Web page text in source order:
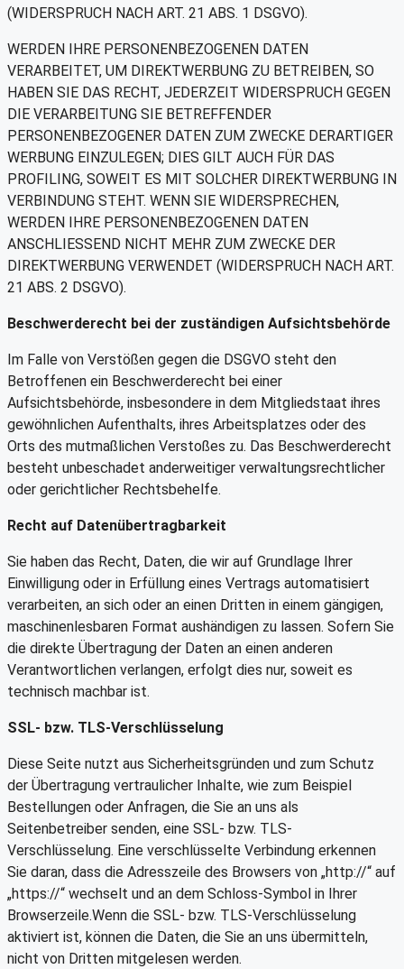
(WIDERSPRUCH NACH ART. 21 ABS. 1 DSGVO).
WERDEN IHRE PERSONENBEZOGENEN DATEN
VERARBEITET, UM DIREKTWERBUNG ZU BETREIBEN, SO
HABEN SIE DAS RECHT, JEDERZEIT WIDERSPRUCH GEGEN
DIE VERARBEITUNG SIE BETREFFENDER
PERSONENBEZOGENER DATEN ZUM ZWECKE DERARTIGER
WERBUNG EINZULEGEN; DIES GILT AUCH FÜR DAS
PROFILING, SOWEIT ES MIT SOLCHER DIREKTWERBUNG IN
VERBINDUNG STEHT. WENN SIE WIDERSPRECHEN,
WERDEN IHRE PERSONENBEZOGENEN DATEN
ANSCHLIESSEND NICHT MEHR ZUM ZWECKE DER
DIREKTWERBUNG VERWENDET (WIDERSPRUCH NACH ART.
21 ABS. 2 DSGVO).
Beschwerderecht bei der zuständigen Aufsichtsbehörde
Im Falle von Verstößen gegen die DSGVO steht den
Betroffenen ein Beschwerderecht bei einer
Aufsichtsbehörde, insbesondere in dem Mitgliedstaat ihres
gewöhnlichen Aufenthalts, ihres Arbeitsplatzes oder des
Orts des mutmaßlichen Verstoßes zu. Das Beschwerderecht
besteht unbeschadet anderweitiger verwaltungsrechtlicher
oder gerichtlicher Rechtsbehelfe.
Recht auf Datenübertragbarkeit
Sie haben das Recht, Daten, die wir auf Grundlage Ihrer
Einwilligung oder in Erfüllung eines Vertrags automatisiert
verarbeiten, an sich oder an einen Dritten in einem gängigen,
maschinenlesbaren Format aushändigen zu lassen. Sofern Sie
die direkte Übertragung der Daten an einen anderen
Verantwortlichen verlangen, erfolgt dies nur, soweit es
technisch machbar ist.
SSL- bzw. TLS-Verschlüsselung
Diese Seite nutzt aus Sicherheitsgründen und zum Schutz
der Übertragung vertraulicher Inhalte, wie zum Beispiel
Bestellungen oder Anfragen, die Sie an uns als
Seitenbetreiber senden, eine SSL- bzw. TLS-
Verschlüsselung. Eine verschlüsselte Verbindung erkennen
Sie daran, dass die Adresszeile des Browsers von „http://“ auf
„https://“ wechselt und an dem Schloss-Symbol in Ihrer
Browserzeile.Wenn die SSL- bzw. TLS-Verschlüsselung
aktiviert ist, können die Daten, die Sie an uns übermitteln,
nicht von Dritten mitgelesen werden.